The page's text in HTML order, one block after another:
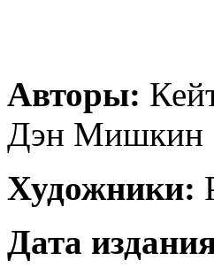
Авторы:
Дэн Мишкин
Художники:
Дата